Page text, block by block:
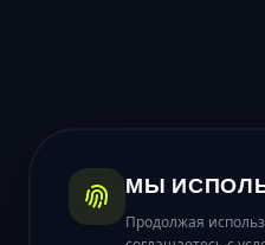
МЫ
Продолжая